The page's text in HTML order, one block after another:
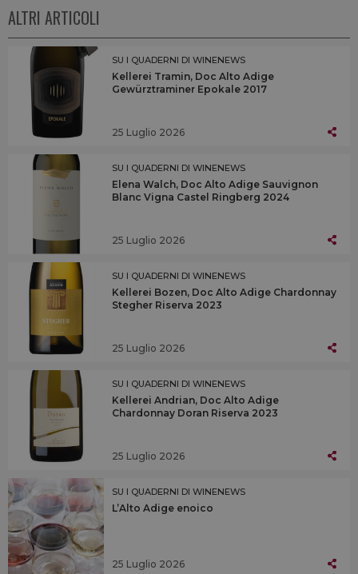
ALTRI ARTICOLI
SU I QUADERNI DI WINENEWS
Kellerei Tramin, Doc Alto Adige
Gewürztraminer Epokale 2017
25 Luglio 2026
SU I QUADERNI DI WINENEWS
Elena Walch, Doc Alto Adige Sauvignon
Blanc Vigna Castel Ringberg 2024
25 Luglio 2026
SU I QUADERNI DI WINENEWS
Kellerei Bozen, Doc Alto Adige Chardonnay
Stegher Riserva 2023
25 Luglio 2026
SU I QUADERNI DI WINENEWS
Kellerei Andrian, Doc Alto Adige
Chardonnay Doran Riserva 2023
25 Luglio 2026
SU I QUADERNI DI WINENEWS
L’Alto Adige enoico
25 Luglio 2026